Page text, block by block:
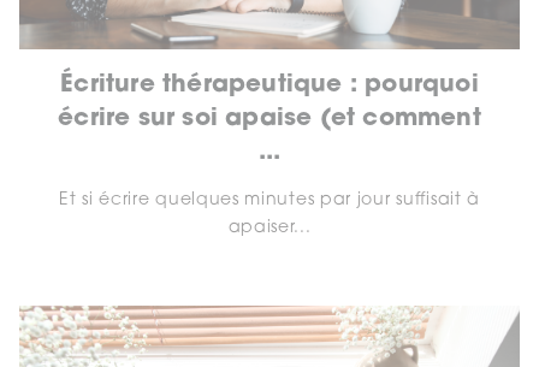
Écriture thérapeutique : pourquoi
écrire sur soi apaise (et comment
...
Et si écrire quelques minutes par jour suffisait à
apaiser...